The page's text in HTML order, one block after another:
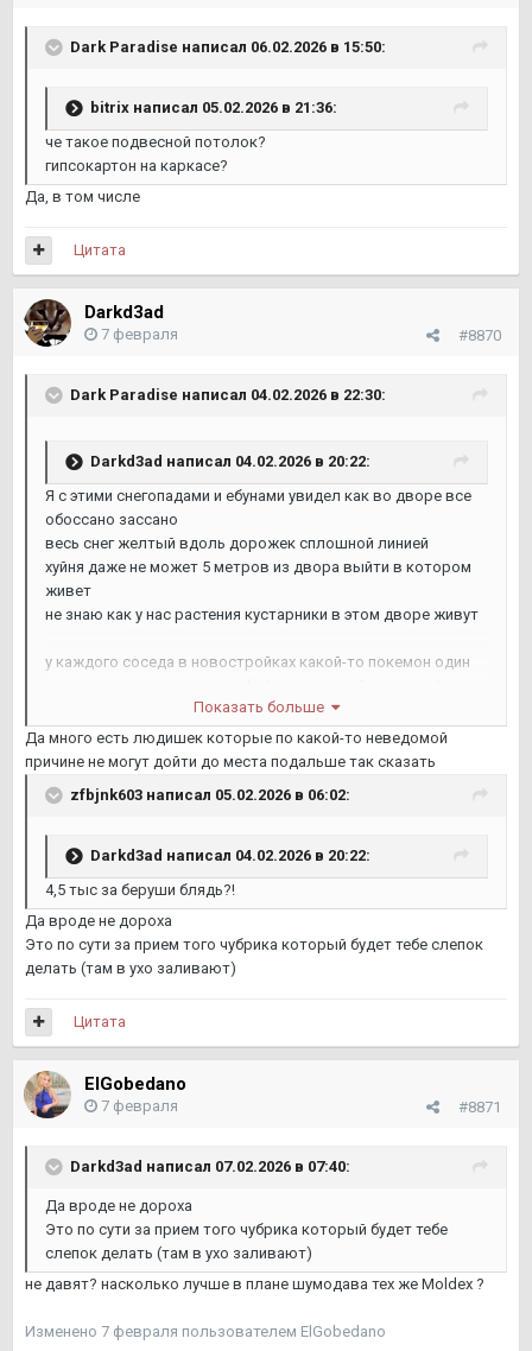
Dark Paradise написал 06.02.2026 в 15:50:
bitrix написал 05.02.2026 в 21:36:
че такое подвесной потолок?
гипсокартон на каркасе?
Да, в том числе
Цитата
Darkd3ad
#8870
7 февраля
Dark Paradise написал 04.02.2026 в 22:30:
Darkd3ad написал 04.02.2026 в 20:22:
Я с этими снегопадами и ебунами увидел как во дворе все
обоссано зассано
весь снег желтый вдоль дорожек сплошной линией
хуйня даже не может 5 метров из двора выйти в котором
живет
не знаю как у нас растения кустарники в этом дворе живут
у каждого соседа в новостройках какой-то покемон один
Показать больше
Да много есть людишек которые по какой-то неведомой
причине не могут дойти до места подальше так сказать
zfbjnk603 написал 05.02.2026 в 06:02:
Darkd3ad написал 04.02.2026 в 20:22:
4,5 тыс за беруши блядь?!
Да вроде не дороха
Это по сути за прием того чубрика который будет тебе слепок
делать (там в ухо заливают)
Цитата
ElGobedano
#8871
7 февраля
Darkd3ad написал 07.02.2026 в 07:40:
Да вроде не дороха
Это по сути за прием того чубрика который будет тебе
слепок делать (там в ухо заливают)
не давят? насколько лучше в плане шумодава тех же Moldex ?
Изменено 7 февраля пользователем ElGobedano